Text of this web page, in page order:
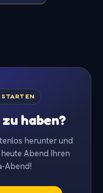
haben?
herunter und
Abend Ihren
Abend!